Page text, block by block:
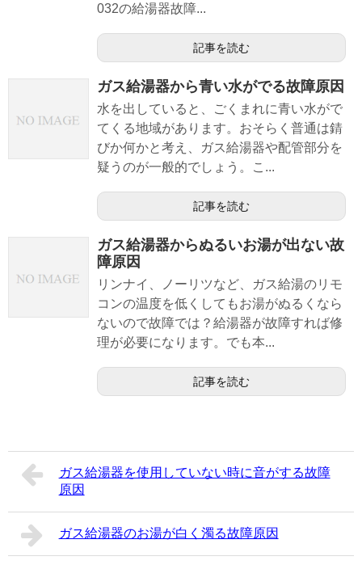
032の給湯器故障...
記事を読む
ガス給湯器から青い水がでる故障原因
水を出していると、ごくまれに青い水がで
てくる地域があります。おそらく普通は錆
びか何かと考え、ガス給湯器や配管部分を
疑うのが一般的でしょう。こ...
記事を読む
ガス給湯器からぬるいお湯が出ない故
障原因
リンナイ、ノーリツなど、ガス給湯のリモ
コンの温度を低くしてもお湯がぬるくなら
ないので故障では？給湯器が故障すれば修
理が必要になります。でも本...
記事を読む
ガス給湯器を使用していない時に音がする故障
原因
ガス給湯器のお湯が白く濁る故障原因